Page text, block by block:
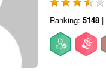
Ranking: 5148 |